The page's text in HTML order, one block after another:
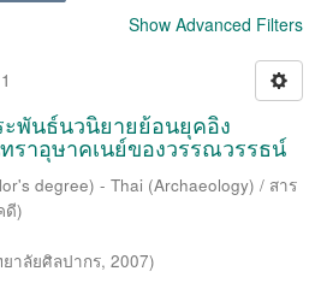
Show Advanced Filters
พันธ์นวนิยายย้อนยุคอิง
ราอุษาคเนย์ของวรรณวรรธน์
degree) - Thai (Archaeology) / สาร
ดี)
าลัยศิลปากร, 2007)